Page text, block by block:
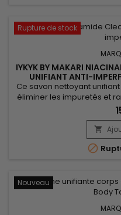
Rupture de stock
IYKYK BY MAKARI
UNIFIANT ANTI-
Ce savon nettoyant
éliminer les impuretés et
Makari Niacinamide
karité, reconnu pour
niacinamide, qui aide
visiblement le teint.


Nouveau